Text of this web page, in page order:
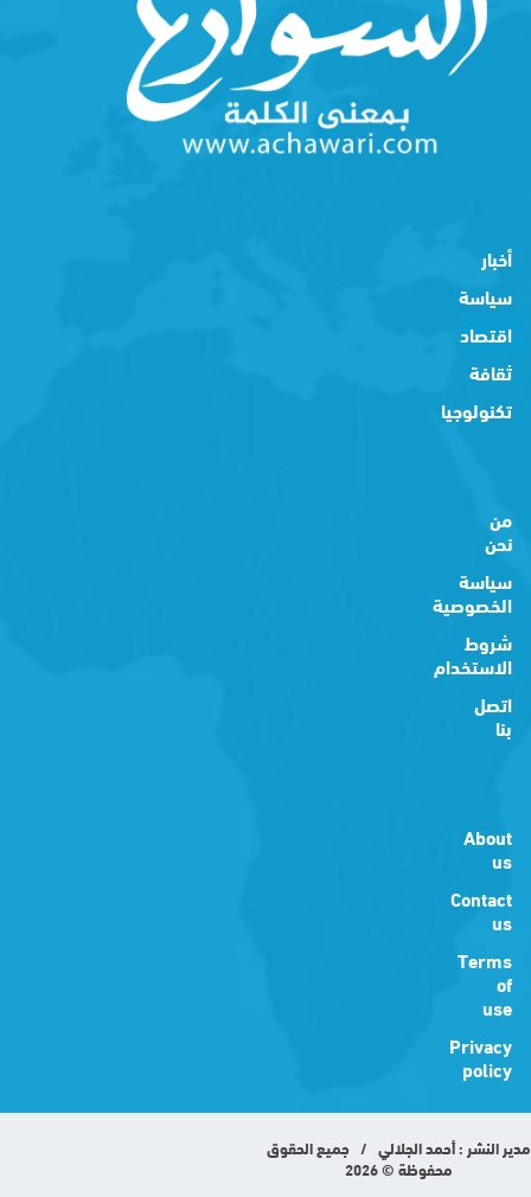
أخبار
سياسة
اقتصاد
ثقافة
تكنولوجيا
من
نحن
سياسة
الخصوصية
شروط
الاستخدام
اتصل
بنا
About
us
Contact
us
Terms
of
use
Privacy
policy
مدير النشر : أحمد الجلالي / جميع الحقوق
محفوظة © 2026